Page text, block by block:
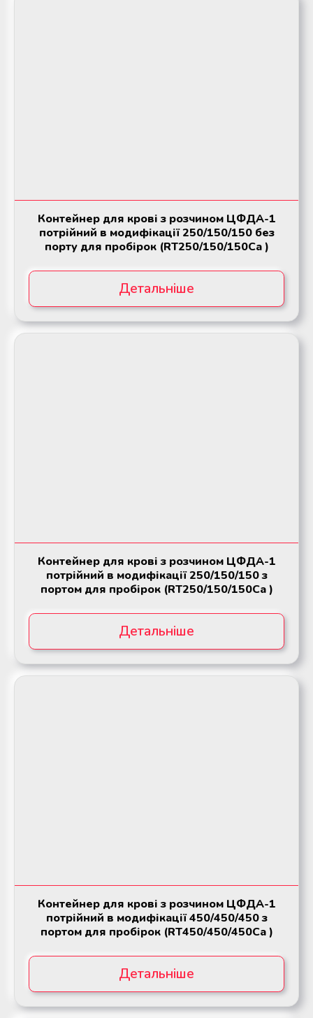
Контейнер для крові з розчином ЦФДА-1
потрійний в модифікації 250/150/150 без
порту для пробірок (RT250/150/150Ca )
Детальніше
Контейнер для крові з розчином ЦФДА-1
потрійний в модифікації 250/150/150 з
портом для пробірок (RT250/150/150Ca )
Детальніше
Контейнер для крові з розчином ЦФДА-1
потрійний в модифікації 450/450/450 з
портом для пробірок (RT450/450/450Ca )
Детальніше